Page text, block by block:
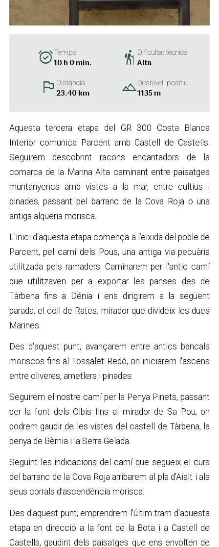
alarm_onTemps
10 h 0 min. hiking Dificultat tècnica
Alta
flag Distància
23,40 km landscapeDesnivell positiu
1135 m
Aquesta tercera etapa del GR 300 Costa Blanca
Interior comunica Parcent amb Castell de Castells.
Seguirem descobrint racons encantadors de la
comarca de la Marina Alta caminant entre paisatges
muntanyencs amb vistes a la mar, entre cultius i
pinades, passant pel barranc de la Cova Roja o una
antiga alqueria morisca.
L'inici d'aquesta etapa comença a l’eixida del poble de
Parcent, pel camí dels Pous, una antiga via pecuària
utilitzada pels ramaders. Caminarem per l'antic camí
que utilitzaven per a exportar les panses des de
Tàrbena fins a Dénia i ens dirigirem a la següent
parada, el coll de Rates, mirador que divideix les dues
Marines.
Des d'aquest punt, avançarem entre antics bancals
moriscos fins al Tossalet Redó, on iniciarem l'ascens
entre oliveres, ametlers i pinades.
Seguirem el nostre camí per la Penya Pinets, passant
per la font dels Olbis fins al mirador de Sa Pou, on
podrem gaudir de les vistes del castell de Tàrbena, la
penya de Bèrnia i la Serra Gelada.
Seguint les indicacions del camí que segueix el curs
del barranc de la Cova Roja arribarem al pla d'Aialt i als
seus corrals d'ascendència morisca.
Des d'aquest punt, emprendrem l'últim tram d'aquesta
etapa en direcció a la font de la Bota i a Castell de
Castells, gaudint dels paisatges que ens envolten de